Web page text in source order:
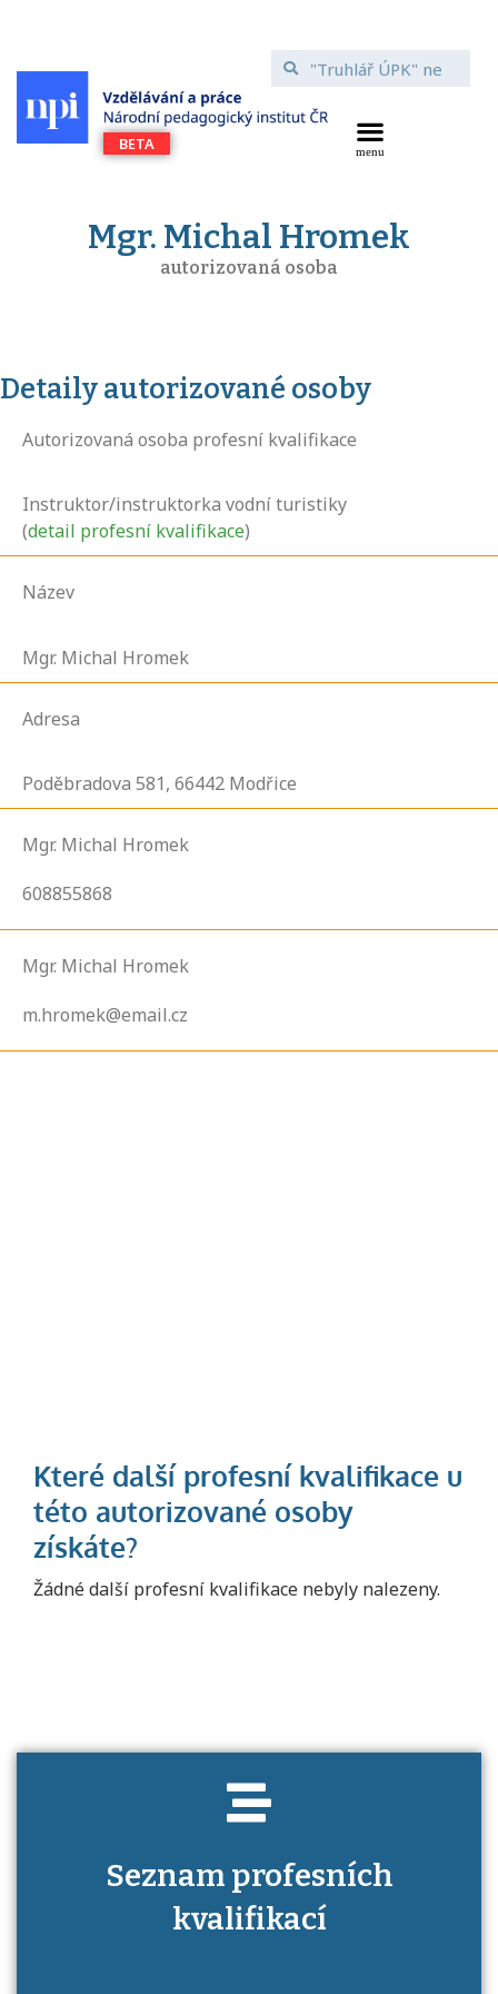
Mgr. Michal Hromek
autorizovaná osoba
Detaily autorizované osoby
Autorizovaná osoba profesní kvalifikace
Instruktor/instruktorka vodní turistiky
(detail profesní kvalifikace)
Název
Mgr. Michal Hromek
Adresa
Poděbradova 581, 66442 Modřice
Mgr. Michal Hromek
608855868
Mgr. Michal Hromek
m.hromek@email.cz
Žádné další profesní kvalifikace nebyly nalezeny.
Seznam profesních
kvalifikací
Projděte si seznam profesních kvalifikací.